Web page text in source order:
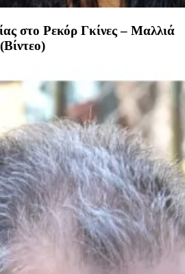
στο Ρεκόρ Γκίνες – Μαλλιά